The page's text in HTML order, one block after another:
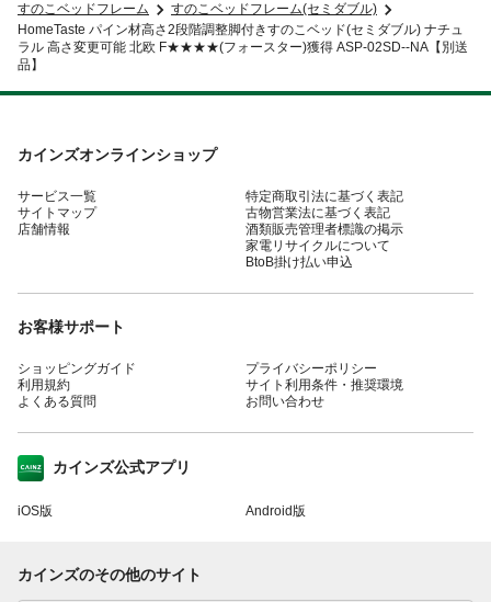
すのこベッドフレーム
すのこベッドフレーム(セミダブル)
HomeTaste パイン材高さ2段階調整脚付きすのこベッド(セミダブル) ナチュ
ラル 高さ変更可能 北欧 F★★★★(フォースター)獲得 ASP-02SD--NA【別送
品】
カインズオンラインショップ
サービス一覧
サイトマップ
店舗情報
特定商取引法に基づく表記
古物営業法に基づく表記
酒類販売管理者標識の掲示
家電リサイクルについて
BtoB掛け払い申込
お客様サポート
ショッピングガイド
利用規約
よくある質問
プライバシーポリシー
サイト利用条件・推奨環境
お問い合わせ
カインズ公式アプリ
iOS版 Android版
カインズのその他のサイト